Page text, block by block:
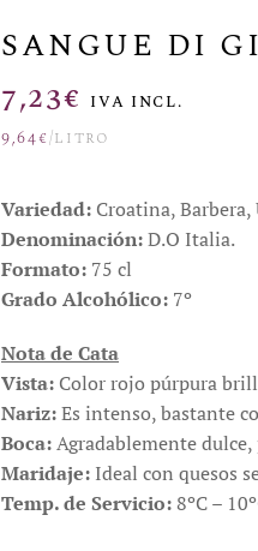
SANGUE DI
7,23€ IVA INCL.
9,64€/litro
Variedad: Croatina,
Denominación:D.O Italia.
Formato: 75 cl
Grado Alcohólico: 7º
Nota de Cata
Vista: Color rojo púrpura
Nariz:Es intenso, bastante
Boca:Agradablemente
Maridaje: Ideal con quesos
Temp. de Servicio:8ºC –